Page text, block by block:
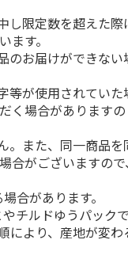
し限定数を超えた際
す。
のお届けができない
等が使用されていた
く場合がありますの
。また、同一商品を
合がございますので
合があります。
チルドゆうパック
により、産地が変わ